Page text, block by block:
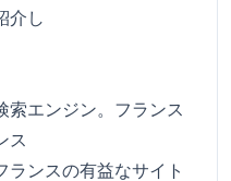
介し
ンジン。フランス
ス
スの有益なサイト